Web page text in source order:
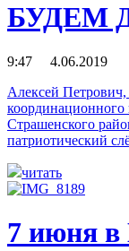
БУДЕМ
9:47 4.06.2019
Алексей Петрович,
координационного
Страшенского
патриотический
читать
7 июня в